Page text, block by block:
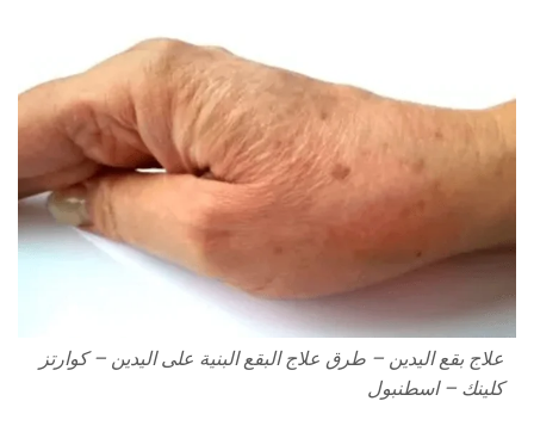
علاج بقع اليدين – طرق علاج البقع البنية على اليدين – كوارتز
كلينك – اسطنبول